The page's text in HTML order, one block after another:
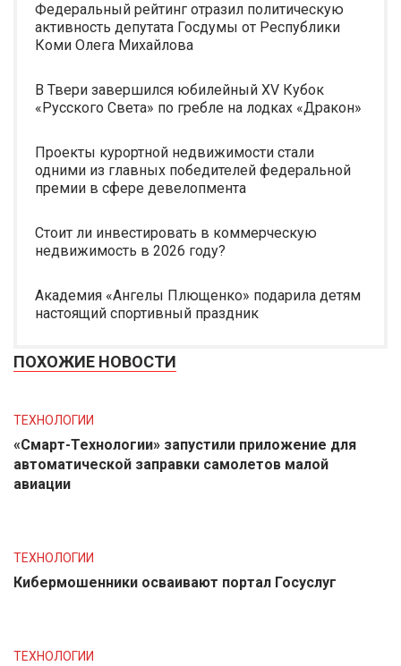
Федеральный рейтинг отразил политическую
активность депутата Госдумы от Республики
Коми Олега Михайлова
В Твери завершился юбилейный XV Кубок
«Русского Света» по гребле на лодках «Дракон»
Проекты курортной недвижимости стали
одними из главных победителей федеральной
премии в сфере девелопмента
Стоит ли инвестировать в коммерческую
недвижимость в 2026 году?
Академия «Ангелы Плющенко» подарила детям
настоящий спортивный праздник
ПОХОЖИЕ НОВОСТИ
ТЕХНОЛОГИИ
«Смарт-Технологии» запустили приложение для
автоматической заправки самолетов малой
авиации
ТЕХНОЛОГИИ
Кибермошенники осваивают портал Госуслуг
ТЕХНОЛОГИИ